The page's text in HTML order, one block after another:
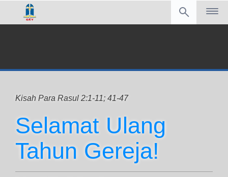
Kisah Para Rasul 2:1-11; 41-47
Selamat Ulang
Tahun Gereja!